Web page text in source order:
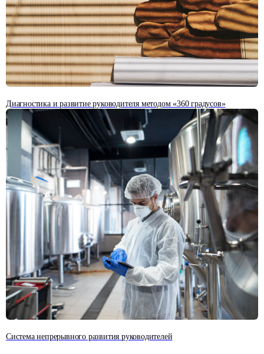
Диагностика и развитие руководителя методом «360 градусов»
Мы обсудим ваши задачи, проведем
презентацию и ответим на все вопросы
Если у вас возникли
вопросы, менеджер
вам поможет
Заполните форму, и наш
менеджер свяжется с вами
в ближайшее время